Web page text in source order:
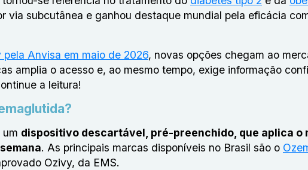
via subcutânea e ganhou destaque mundial pela eficácia
Anvisa em maio de 2026, novas opções chegam ao
amplia o acesso e, ao mesmo tempo, exige informação
a leitura!
dispositivo descartável, pré-preenchido, que aplica o
. As principais marcas disponíveis no Brasil são o
Ozivy, da EMS.